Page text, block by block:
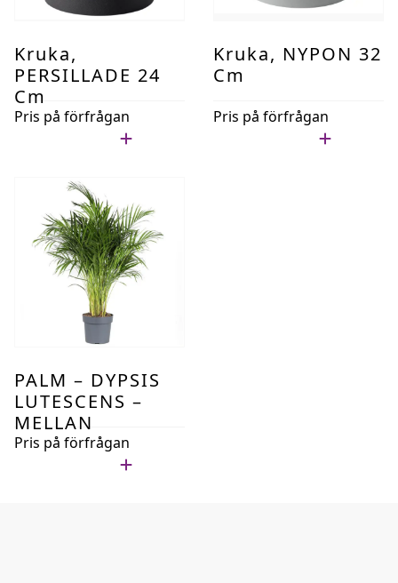
Kruka,
PERSILLADE 24
Cm
Pris på förfrågan
Kruka, NYPON 32
Cm
Pris på förfrågan
PALM – DYPSIS
LUTESCENS –
MELLAN
Pris på förfrågan